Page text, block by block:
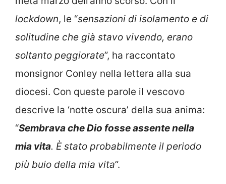
lockdown, le “sensazioni di isolamento e di
solitudine che già stavo vivendo, erano
soltanto peggiorate”, ha raccontato
monsignor Conley nella lettera alla sua
diocesi. Con queste parole il vescovo
descrive la ‘notte oscura’ della sua anima:
“Sembrava che Dio fosse assente nella
mia vita. È stato probabilmente il periodo
più buio della mia vita”.